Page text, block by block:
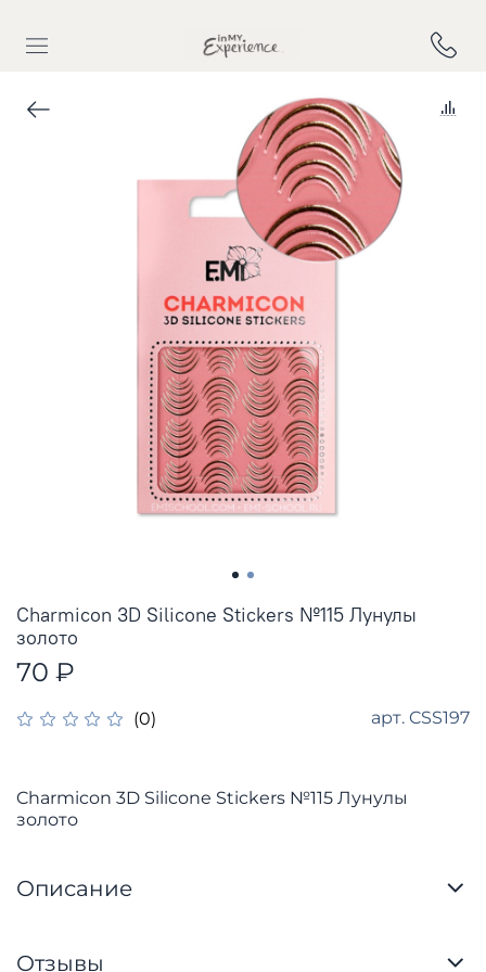
(0) арт. CSS197
Charmicon 3D Silicone Stickers №115 Лунулы
золото
70 ₽
Charmicon 3D Silicone Stickers №115 Лунулы
золото
Описание
Отзывы